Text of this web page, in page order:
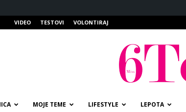
VIDEO TESTOVI VOLONTIRAJ
MOJE TEME LIFESTYLE LEPOTA